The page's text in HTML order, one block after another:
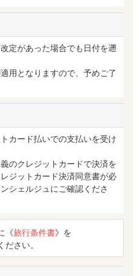
定があった場合でも日付を遡
用となりますので、予めご了
カード払いでの支払いを受け
のクレジットカードで決済を
ジットカード決済同意書が必
シェルジュにご確認くださ
《旅行条件書》を
ださい。